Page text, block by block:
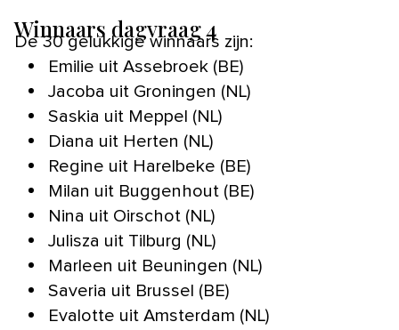
Winnaars dagvraag 4
De 30 gelukkige winnaars zijn:
Emilie uit Assebroek (BE)
Jacoba uit Groningen (NL)
Saskia uit Meppel (NL)
Diana uit Herten (NL)
Regine uit Harelbeke (BE)
Milan uit Buggenhout (BE)
Nina uit Oirschot (NL)
Julisza uit Tilburg (NL)
Marleen uit Beuningen (NL)
Saveria uit Brussel (BE)
Evalotte uit Amsterdam (NL)